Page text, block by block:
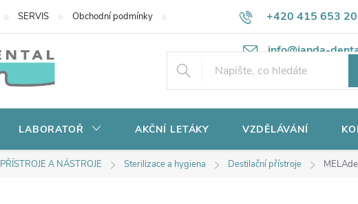
+420 415 653
info@janda-
SERVIS Obchodní podmínky Potřebujete poradit? Ochrana osobních
LABORATOŘ AKČNÍ LETÁKY VZDĚLÁVÁNÍ
PŘÍSTROJE A NÁSTROJE Sterilizace a hygiena Destilační přístroje